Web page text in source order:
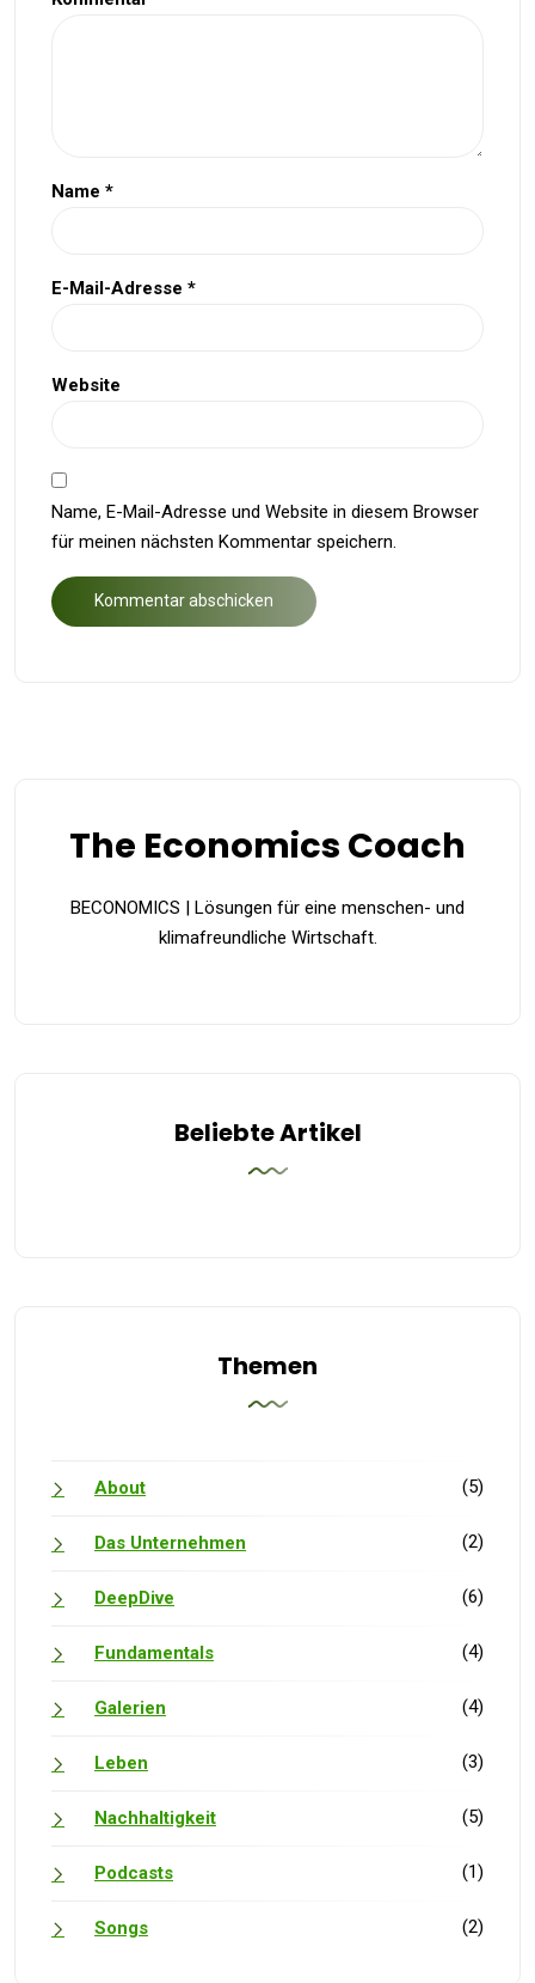
Name *
E-Mail-Adresse *
Website
Name, E-Mail-Adresse und Website in diesem Browser
für meinen nächsten Kommentar speichern.
The Economics Coach
BECONOMICS | Lösungen für eine menschen- und
klimafreundliche Wirtschaft.
Beliebte Artikel
Themen
About (5)
Das Unternehmen (2)
DeepDive (6)
Fundamentals (4)
Galerien (4)
Leben (3)
Nachhaltigkeit (5)
Podcasts (1)
Songs (2)